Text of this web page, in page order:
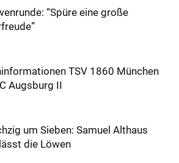
“Spüre eine große
TSV 1860 München
Augsburg II
um Sieben: Samuel Althaus
die Löwen